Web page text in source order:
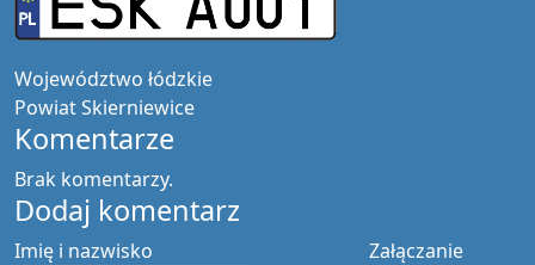
Województwo łódzkie
PowiatSkierniewice
Komentarze
Brak komentarzy.
Dodaj komentarz
Załączanie
Imię i nazwisko